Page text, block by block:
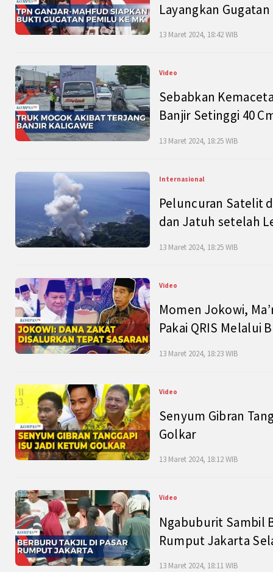
Layangkan
13 Maret 2024, 18:42 WIB
Video
Sebabkan
Banjir Setinggi 40
13 Maret 2024, 18:25 WIB
Internasional
Peluncuran Satelit
dan Jatuh setelah
13 Maret 2024, 18:25 WIB
Video
Momen Jokowi,
Pakai QRIS Melalui
13 Maret 2024, 18:23 WIB
Video
Senyum Gibran
Golkar
13 Maret 2024, 18:12 WIB
Video
Ngabuburit Sambil
Rumput Jakarta
13 Maret 2024, 18:11 WIB